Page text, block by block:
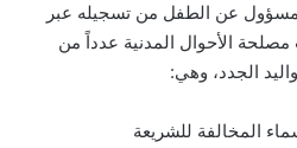
عن الطفل من تسجيله عبر
الأحوال المدنية عدداً من
الجدد، وهي:
المخالفة للشريعة